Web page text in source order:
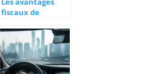
fiscaux de
après 8 ans